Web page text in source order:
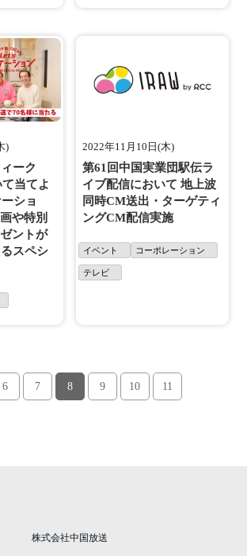
)
ーク
当てよ
ショ
や特別
ントが
スペシ
2022年11月10日(木)
第61回中国実業団駅伝ラ
イブ配信において 地上波
同時CM送出・ターゲティ
ングCM配信実施
イベント コーポレーション
テレビ
6 7 8 9 10 11
株式会社中国放送